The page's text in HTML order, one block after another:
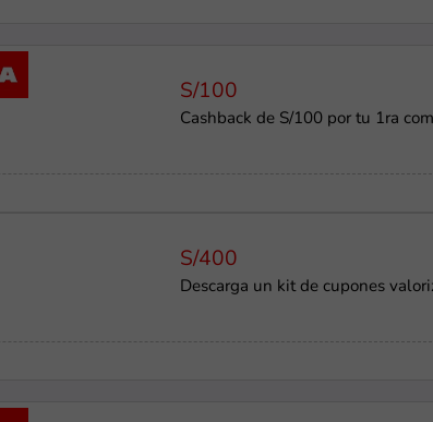
S/100
Cashback de S/100 por tu 1ra
S/400
Descarga un kit de cupones